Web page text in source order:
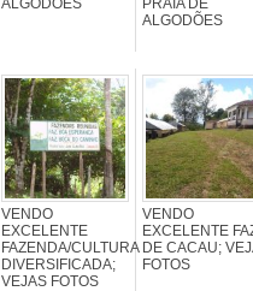
ALGODÕES
PRAIA DE
ALGODÕES
VENDO
EXCELENTE
FAZENDA/CULTURA
DIVERSIFICADA;
VEJAS FOTOS
VENDO
EXCELENTE
DE CACAU;
FOTOS